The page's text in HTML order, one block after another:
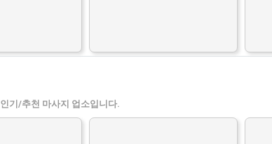
인기/추천 마사지 업소입니다.